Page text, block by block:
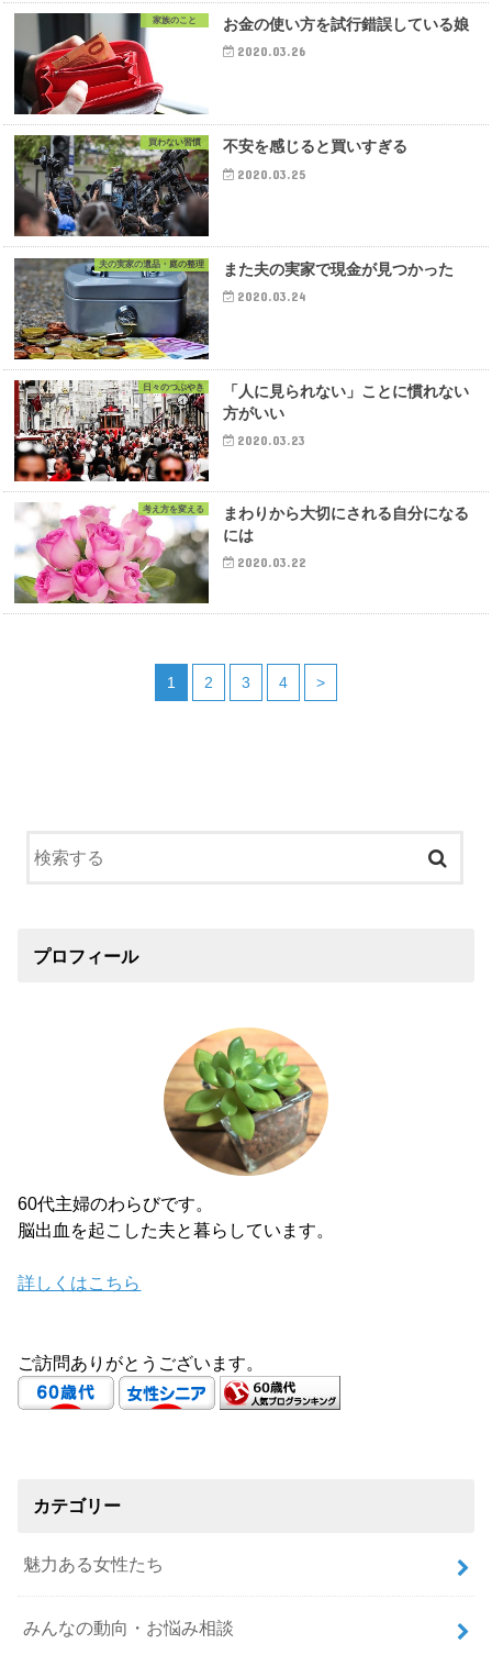
家族のこと お金の使い方を試行錯誤している娘
2020.03.26
買わない習慣 不安を感じると買いすぎる
2020.03.25
夫の実家の遺品・庭の整理 また夫の実家で現金が見つかった
2020.03.24
日々のつぶやき
「人に見られない」ことに慣れない
方がいい
2020.03.23
考え方を変える
まわりから大切にされる自分になる
には
2020.03.22
1 2 3 4 >
プロフィール
60代主婦のわらびです。
脳出血を起こした夫と暮らしています。
詳しくはこちら
ご訪問ありがとうございます。
カテゴリー
魅力ある女性たち
みんなの動向・お悩み相談